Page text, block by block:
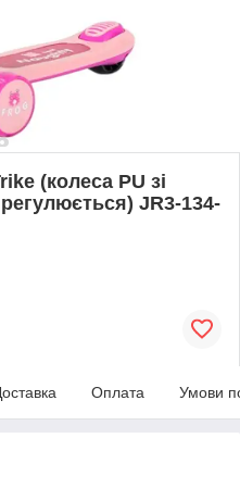
(колеса PU зі
JR3-134-
Оплата Умови